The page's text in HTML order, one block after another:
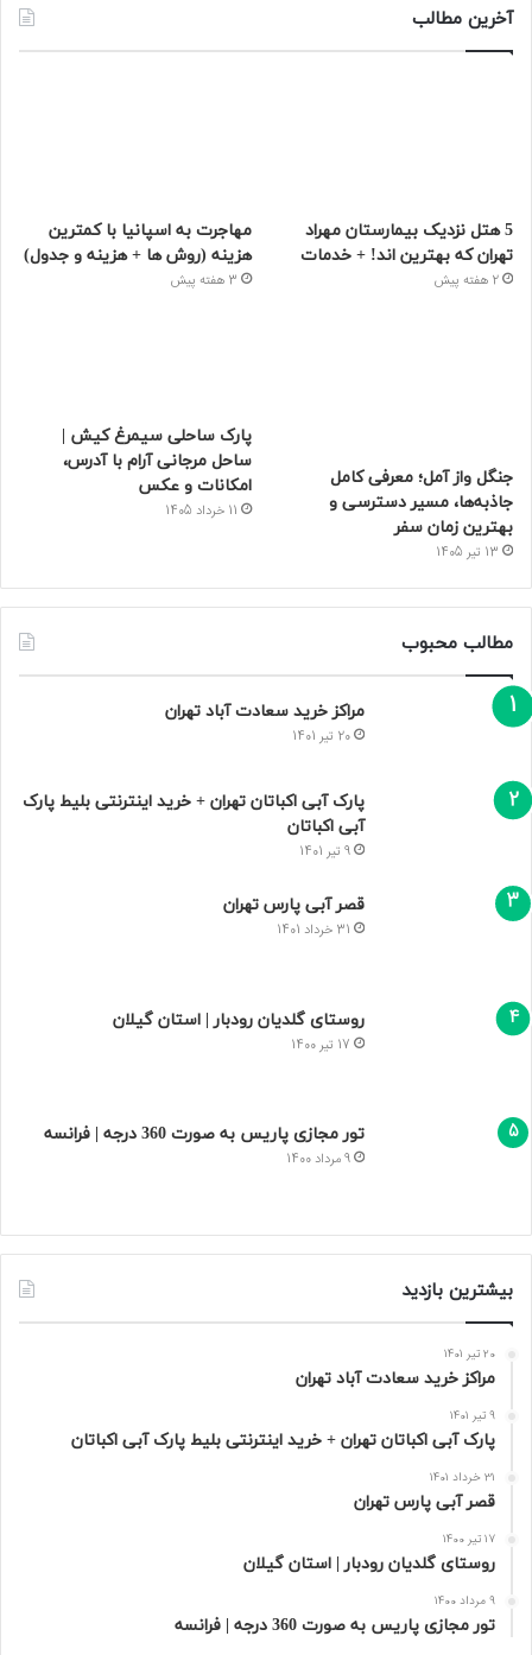
آخرین مطالب
5 هتل نزدیک بیمارستان مهراد
تهران که بهترین‌ اند! + خدمات
2 هفته پیش
مهاجرت به اسپانیا با کمترین
هزینه (روش ها + هزینه و جدول)
3 هفته پیش
جنگل واز آمل؛ معرفی کامل
جاذبه‌ها، مسیر دسترسی و
بهترین زمان سفر
13 تیر 1405
پارک ساحلی سیمرغ کیش |
ساحل مرجانی آرام با آدرس،
امکانات و عکس
11 خرداد 1405
مطالب محبوب
مراکز خرید سعادت‌ آباد تهران
20 تیر 1401
پارک آبی اکباتان تهران + خرید اینترنتی بلیط پارک
آبی اکباتان
9 تیر 1401
قصر آبی پارس تهران
31 خرداد 1401
روستای گلدیان رودبار | استان گیلان
17 تیر 1400
تور مجازی پاریس به صورت 360 درجه | فرانسه
9 مرداد 1400
بیشترین بازدید
20 تیر 1401
مراکز خرید سعادت‌ آباد تهران
9 تیر 1401
پارک آبی اکباتان تهران + خرید اینترنتی بلیط پارک آبی اکباتان
31 خرداد 1401
قصر آبی پارس تهران
17 تیر 1400
روستای گلدیان رودبار | استان گیلان
9 مرداد 1400
تور مجازی پاریس به صورت 360 درجه | فرانسه